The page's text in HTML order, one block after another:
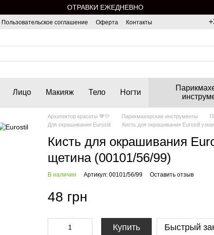
ОТРАВКИ ЕЖЕДНЕВНО
Пользовательское соглашение Оферта Контакты
Лицо Макияж Тело Ногти
Архитектор красоты 💙💛 Парикмахерские инструменты
Для окрашивания Eurostil
Кисть для окрашивания Eurostil
Кисть для окрашивания
щетина (00101/56/99)
В наличии Артикул: 00101/56/99 Оставить отзыв
48 грн
Купить Быстрый